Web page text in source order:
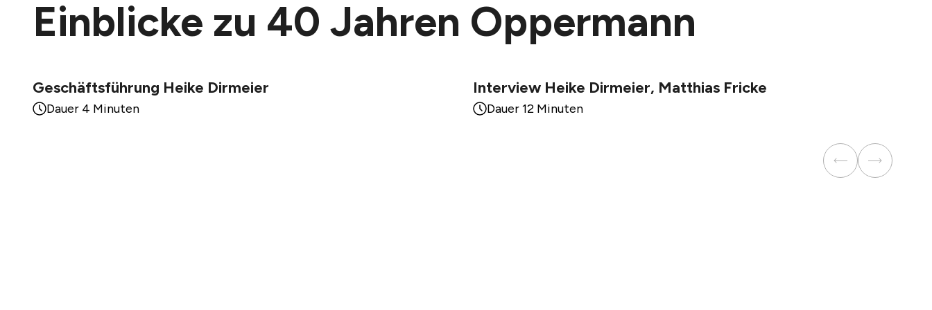
Einblicke zu 40 Jahren Oppermann
Geschäftsführung Heike Dirmeier
Dauer 4 Minuten
Interview Heike Dirmeier, Matthias Fricke
Dauer 12 Minuten